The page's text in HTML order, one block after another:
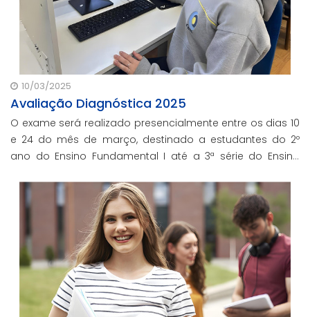
10/03/2025
Avaliação Diagnóstica 2025
O exame será realizado presencialmente entre os dias 10
e 24 do mês de março, destinado a estudantes do 2º
ano do Ensino Fundamental I até a 3ª série do Ensino